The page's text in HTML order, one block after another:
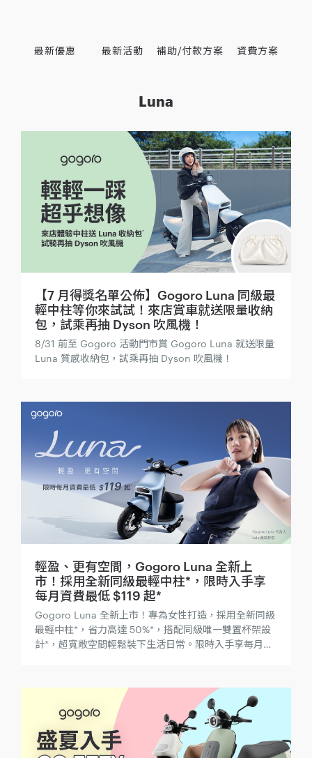
最新優惠 最新活動 補助/付款方案 資費方案
Luna
【7 月得獎名單公佈】Gogoro Luna 同級最
輕中柱等你來試試！來店賞車就送限量收納
包，試乘再抽 Dyson 吹風機！
8/31 前至 Gogoro 活動門市賞 Gogoro Luna 就送限量
Luna 質感收納包，試乘再抽 Dyson 吹風機！
輕盈、更有空間，Gogoro Luna 全新上
市！採用全新同級最輕中柱*，限時入手享
每月資費最低 $119 起*
Gogoro Luna 全新上市！專為女性打造，採用全新同級
最輕中柱*，省力高達 50%*，搭配同級唯一雙置杯架設
計*，超寬敞空間輕鬆裝下生活日常。限時入手享每月資